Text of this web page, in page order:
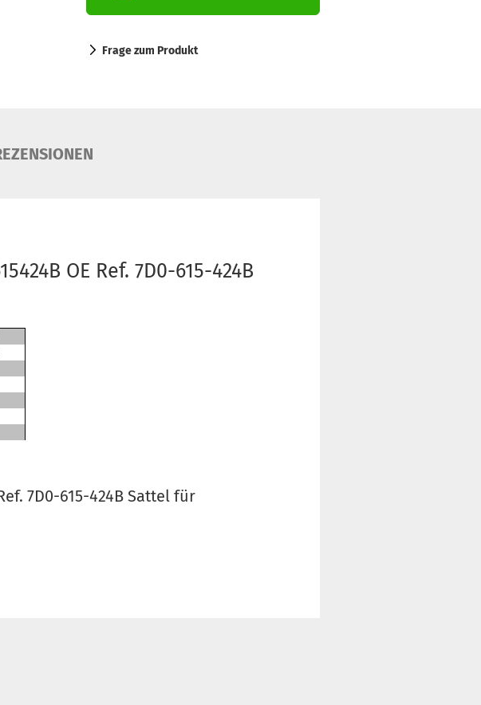
Frage zum Produkt
OE Ref. 7D0-615-424B
7D0-615-424B Sattel für